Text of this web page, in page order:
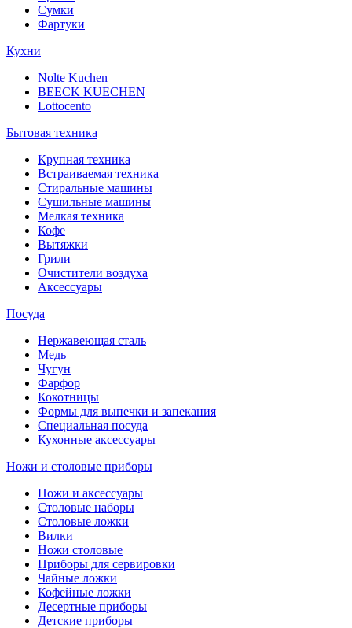
Сумки
Фартуки
Кухни
Nolte Kuchen
BEECK KUECHEN
Lottocento
Бытовая техника
Крупная техника
Встраиваемая техника
Стиральные машины
Сушильные машины
Мелкая техника
Кофе
Вытяжки
Грили
Очистители воздуха
Аксессуары
Посуда
Нержавеющая сталь
Медь
Чугун
Фарфор
Кокотницы
Формы для выпечки и запекания
Специальная посуда
Кухонные аксессуары
Ножи и столовые приборы
Ножи и аксессуары
Столовые наборы
Столовые ложки
Вилки
Ножи столовые
Приборы для сервировки
Чайные ложки
Кофейные ложки
Десертные приборы
Детские приборы